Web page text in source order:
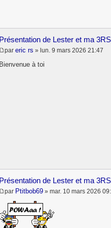
Présentation de Lester et ma 3RS
M
e
par eric rs » lun. 9 mars 2026 21:47
Bienvenue à toi
Présentation de Lester et ma 3RS
M
e
s
s
a
par Ptitbob69 » mar. 10 mars 2026